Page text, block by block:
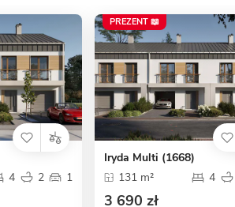
4 2 1
PREZENT 📖
Iryda Multi (1668)
131 m²
4
3 690 zł